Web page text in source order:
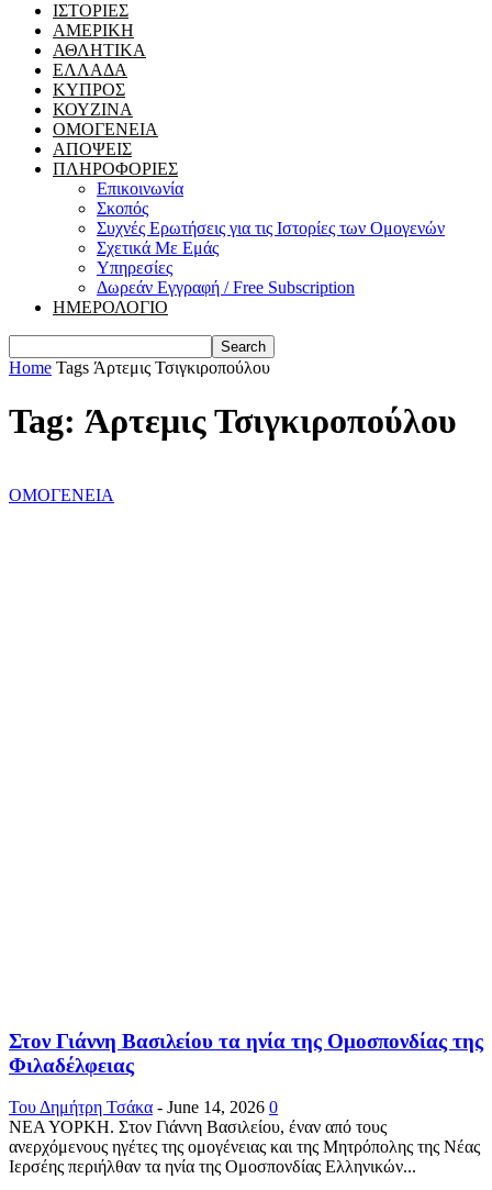
ΙΣΤΟΡΙΕΣ
ΑΜΕΡΙΚΗ
ΑΘΛΗΤΙΚΑ
ΕΛΛΑΔΑ
ΚΥΠΡΟΣ
ΚΟΥΖΙΝΑ
ΟΜΟΓΕΝΕΙΑ
ΑΠΟΨΕΙΣ
ΠΛΗΡΟΦΟΡΙΕΣ
Επικοινωνία
Σκοπός
Συχνές Ερωτήσεις για τις Ιστορίες των Ομογενών
Σχετικά Με Εμάς
Υπηρεσίες
Δωρεάν Εγγραφή / Free Subscription
ΗΜΕΡΟΛΟΓΙΟ
Home Tags Άρτεμις Τσιγκιροπούλου
Tag: Άρτεμις Τσιγκιροπούλου
ΟΜΟΓΕΝΕΙΑ
Στον Γιάννη Βασιλείου τα ηνία της Ομοσπονδίας της
Φιλαδέλφειας
Του Δημήτρη Τσάκα - June 14, 2026 0
ΝΕΑ ΥΟΡΚΗ. Στον Γιάννη Βασιλείου, έναν από τους
ανερχόμενους ηγέτες της ομογένειας και της Μητρόπολης της Νέας
Ιερσέης περιήλθαν τα ηνία της Ομοσπονδίας Ελληνικών...